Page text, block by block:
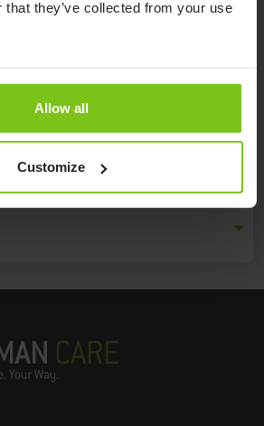
that they’ve collected from your use
Allow all
Customize
Rahmen
Edelstahl
Handkurbel
Länge 1480